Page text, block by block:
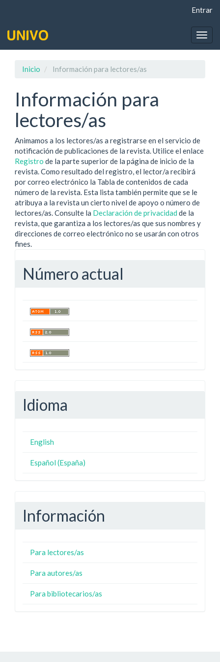
principal
Entrar
Inicio Información para lectores/as
Información para
lectores/as
Animamos a los lectores/as a registrarse en el servicio de
notificación de publicaciones de la revista. Utilice el enlace
Registro de la parte superior de la página de inicio de la
revista. Como resultado del registro, el lector/a recibirá
por correo electrónico la Tabla de contenidos de cada
número de la revista. Esta lista también permite que se le
atribuya a la revista un cierto nivel de apoyo o número de
lectores/as. Consulte la Declaración de privacidad de la
revista, que garantiza a los lectores/as que sus nombres y
direcciones de correo electrónico no se usarán con otros
fines.
Número actual
Idioma
English
Español (España)
Información
Para lectores/as
Para autores/as
Para bibliotecarios/as